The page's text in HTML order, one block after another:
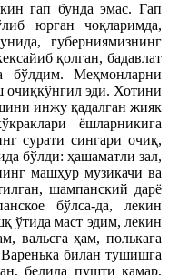
гап бунда эмас. Гап
юрган чоқларимда,
губерниямизнинг
қолган, бадавлат
бўлдим. Меҳмонларни
очиқкўнгил эди. Хотини
инжу қадалган жияк
ёшларникига
сурати сингари очиқ,
бўлди: ҳашаматли зал,
машҳур музикачи ва
шампанский дарё
бўлса-да, лекин
ўтида маст эдим, лекин
вальсга ҳам, полькага
билан тушишга
белида пушти камар,